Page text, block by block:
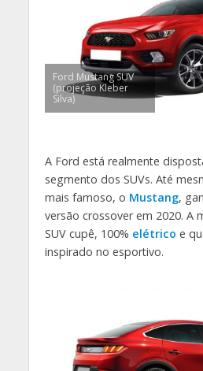
Ford Mustang SUV
(projeção Kleber
Silva)
A Ford está realmente
segmento dos SUVs. Até
mais famoso, o Mustang,
versão crossover em 2020. A
SUV cupê, 100% elétrico e
inspirado no esportivo.